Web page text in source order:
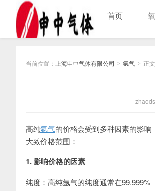
首页
当前位置： 上海申中气体有限公司 > 氩气 > 正文
高纯氩气的价格会受到多种因素的影
大致价格范围：
1. 影响价格的因素
纯度：高纯氩气的纯度通常在99.999%